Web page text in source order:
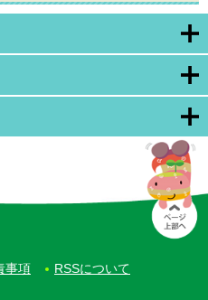
事項 RSSについて